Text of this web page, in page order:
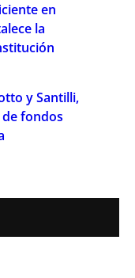
en
la
y Santilli,
fondos